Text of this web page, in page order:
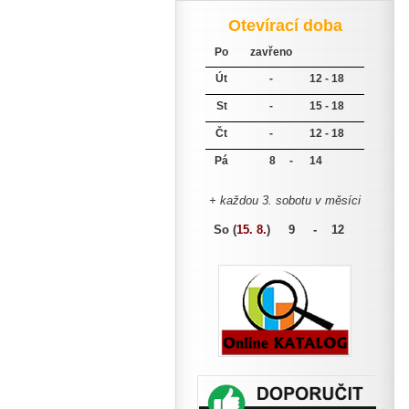
Otevírací doba
Po zavřeno
Út - 12 - 18
St - 15 - 18
Čt - 12 - 18
Pá 8 - 14
+ každou 3. sobotu v měsíci
So (15. 8.) 9 - 12